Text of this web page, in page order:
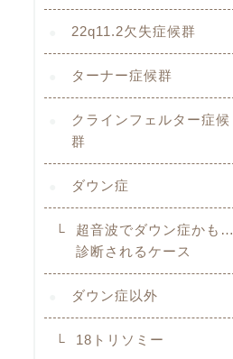
22q11.2欠失症候群
ターナー症候群
クラインフェルター症候
群
ダウン症
超音波でダウン症かも…
診断されるケース
ダウン症以外
18トリソミー